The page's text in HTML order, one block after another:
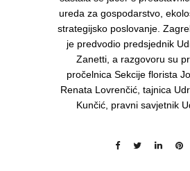
ureda za gospodarstvo,
strategijsko poslovanje.
je predvodio predsjednik
Zanetti, a razgovoru su
pročelnica Sekcije florista
Renata Lovrenčić, tajnica
Kunčić, pravni savjetnik